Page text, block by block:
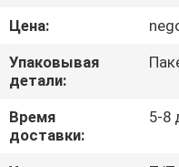
СВЯЖИТЕСЬ
МЫ
СПРОСИТЕ
ЦИТАТУ
Цена:
Упаковывая
детали:
Время
доставки:
5-8